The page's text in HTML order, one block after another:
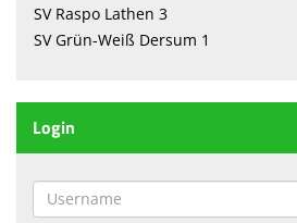
Sparten
Sponsoren
Fanshop
Anmeldung
SV Raspo Lathen 3
SV Grün-Weiß Dersum 1
Login